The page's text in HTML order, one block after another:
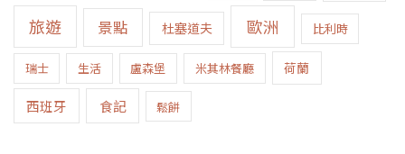
旅遊
景點 杜塞道夫 歐洲 比利時
瑞士 生活 盧森堡 米其林餐廳 荷蘭
西班牙 食記 鬆餅